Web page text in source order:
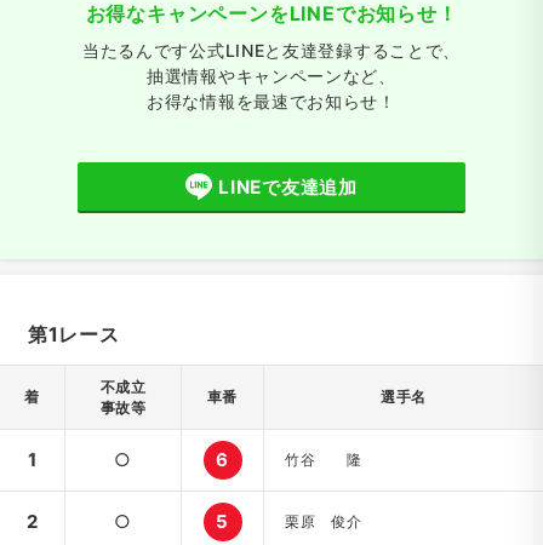
お得なキャンペーンをLINEでお知らせ！
当たるんです公式LINEと友達登録することで、
抽選情報やキャンペーンなど、
お得な情報を最速でお知らせ！
LINEで友達追加
第1レース
着
不成立
事故等
車番 選手名
1 ○ 6 竹谷 隆
2 ○ 5 栗原 俊介